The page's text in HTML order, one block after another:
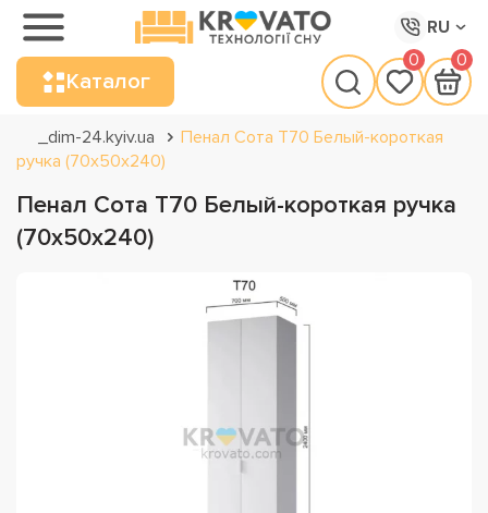
RU
Каталог
0 0
_dim-24.kyiv.ua
Пенал Сота Т70 Белый-короткая
ручка (70х50х240)
Пенал Сота Т70 Белый-короткая ручка
(70х50х240)